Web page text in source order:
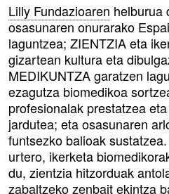
Lilly Fundazioaren helburua
osasunaren onurarako
laguntzea; ZIENTZIA eta
gizartean kultura eta
MEDIKUNTZA garatzen
ezagutza biomedikoa
profesionalak prestatzea
jardutea; eta osasunaren
funtsezko balioak
urtero, ikerketa
du, zientzia hitzorduak
zabaltzeko zenbait ekintza